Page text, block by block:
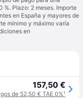
%. Plazo: 2 meses. Importe
en España y mayores de
mínimo y máximo varía
en
157,50 €
de 52,50 € TAE 0%¹